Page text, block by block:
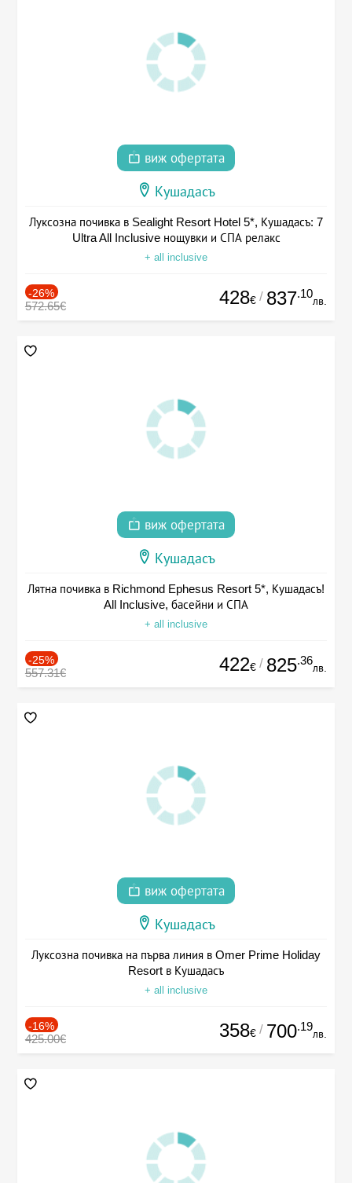
виж офертата
Кушадасъ
Луксозна почивка в Sealight Resort Hotel 5*, Кушадасъ: 7
Ultra All Inclusive нощувки и СПА релакс
+ all inclusive
-26%
572.65€ 428€ / 837.10
лв.
виж офертата
Кушадасъ
Лятна почивка в Richmond Ephesus Resort 5*, Кушадасъ!
All Inclusive, басейни и СПА
+ all inclusive
-25%
557.31€ 422€ / 825.36
лв.
виж офертата
Кушадасъ
Луксозна почивка на първа линия в Omer Prime Holiday
Resort в Кушадасъ
+ all inclusive
-16%
425.00€ 358€ / 700.19
лв.